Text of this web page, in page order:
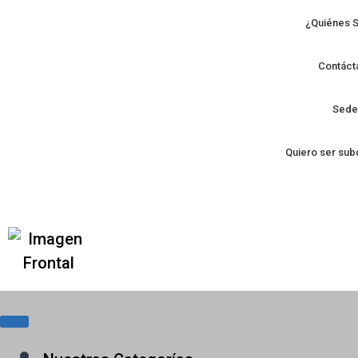
¿Quiénes
Quiero ser